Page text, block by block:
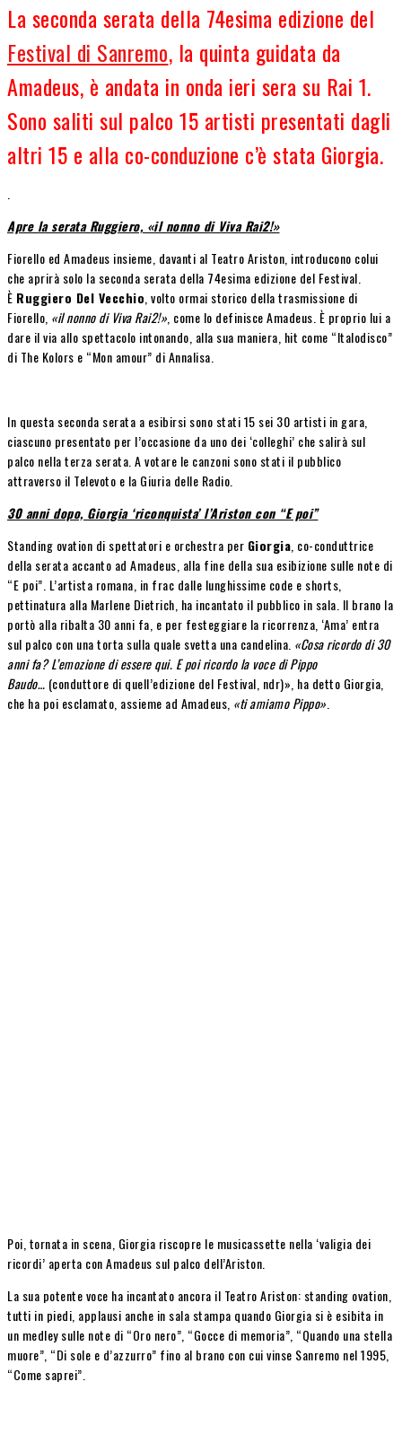
La seconda serata della 74esima edizione del
Festival di Sanremo, la quinta guidata da
Amadeus, è andata in onda ieri sera su Rai 1.
Sono saliti sul palco 15 artisti presentati dagli
altri 15 e alla co-conduzione c’è stata Giorgia.
Apre la serata Ruggiero, «il nonno di Viva Rai2!»
Fiorello ed Amadeus insieme, davanti al Teatro Ariston, introducono colui
che aprirà solo la seconda serata della 74esima edizione del Festival.
È Ruggiero Del Vecchio , volto ormai storico della trasmissione di
Fiorello, «il nonno di Viva Rai2!» , come lo definisce Amadeus. È proprio lui a
dare il via allo spettacolo intonando, alla sua maniera, hit come “Italodisco”
di The Kolors e “Mon amour” di Annalisa.
In questa seconda serata a esibirsi sono stati 15 sei 30 artisti in gara,
ciascuno presentato per l’occasione da uno dei ‘colleghi’ che salirà sul
palco nella terza serata. A votare le canzoni sono stati il pubblico
attraverso il Televoto e la Giuria delle Radio.
30 anni dopo, Giorgia ‘riconquista’ l’Ariston con “E poi”
Standing ovation di spettatori e orchestra per Giorgia , co-conduttrice
della serata accanto ad Amadeus, alla fine della sua esibizione sulle note di
“E poi”. L’artista romana, in frac dalle lunghissime code e shorts,
pettinatura alla Marlene Dietrich, ha incantato il pubblico in sala. Il brano la
portò alla ribalta 30 anni fa, e per festeggiare la ricorrenza, ‘Ama’ entra
sul palco con una torta sulla quale svetta una candelina. «Cosa ricordo di 30
anni fa? L’emozione di essere qui. E poi ricordo la voce di Pippo
Baudo… (conduttore di quell’edizione del Festival, ndr)», ha detto Giorgia,
che ha poi esclamato, assieme ad Amadeus, «ti amiamo Pippo»
Poi, tornata in scena, Giorgia riscopre le musicassette nella ‘valigia dei
ricordi’ aperta con Amadeus sul palco dell’Ariston.
La sua potente voce ha incantato ancora il Teatro Ariston: standing ovation,
tutti in piedi, applausi anche in sala stampa quando Giorgia si è esibita in
un medley sulle note di “Oro nero”, “Gocce di memoria”, “Quando una stella
muore”, “Di sole e d’azzurro” fino al brano con cui vinse Sanremo nel 1995,
“Come saprei”.